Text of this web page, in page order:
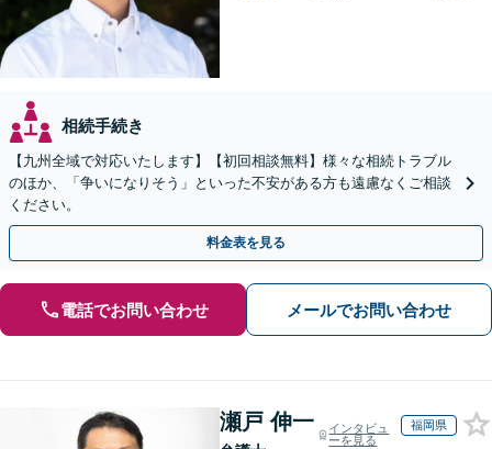
相続手続き
【九州全域で対応いたします】【初回相談無料】様々な相続トラブル
のほか、「争いになりそう」といった不安がある方も遠慮なくご相談
ください。
料金表を見る
電話でお問い合わせ メールでお問い合わせ
瀬戸 伸一
インタビュ
ーを見る
福岡県